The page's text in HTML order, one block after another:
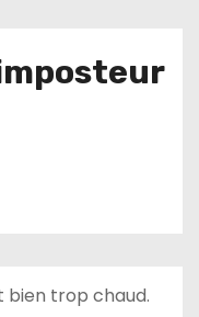
bien trop chaud.